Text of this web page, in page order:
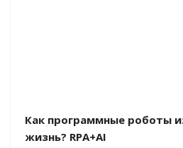
Как программные роботы
жизнь? RPA+AI